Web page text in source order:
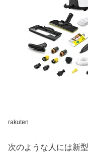
rakuten
次のような人には新